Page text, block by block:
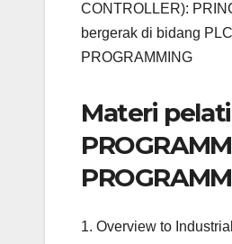
CONTROLLER):
bergerak di bidang
PROGRAMMING
Materi
1. Overview to